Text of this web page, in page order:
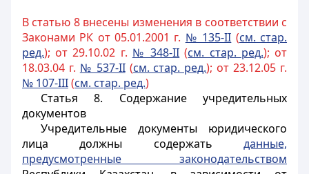
В статью 8 внесены изменения в соответствии с
Законами РК от 05.01.2001 г. № 135-II (см. стар.
ред.); от 29.10.02 г. № 348-II (см. стар. ред.); от
18.03.04 г. № 537-II(см. стар. ред.); от 23.12.05 г.
№ 107-III(см. стар. ред.)
Статья 8. Содержание учредительных
документов
Учредительные документы юридического
лица должны содержать данные,
предусмотренные законодательством